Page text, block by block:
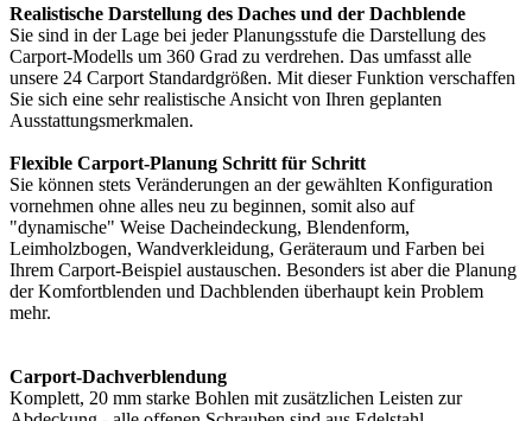
Realistische Darstellung des Daches und der Dachblende
Sie sind in der Lage bei jeder Planungsstufe die Darstellung des
Carport-Modells um 360 Grad zu verdrehen. Das umfasst alle
unsere 24 Carport Standardgrößen. Mit dieser Funktion verschaffen
Sie sich eine sehr realistische Ansicht von Ihren geplanten
Ausstattungsmerkmalen.
Flexible Carport-Planung Schritt für Schritt
Sie können stets Veränderungen an der gewählten Konfiguration
vornehmen ohne alles neu zu beginnen, somit also auf
"dynamische" Weise Dacheindeckung, Blendenform,
Leimholzbogen, Wandverkleidung, Geräteraum und Farben bei
Ihrem Carport-Beispiel austauschen. Besonders ist aber die Planung
der Komfortblenden und Dachblenden überhaupt kein Problem
mehr.
Carport-Dachverblendung
Komplett, 20 mm starke Bohlen mit zusätzlichen Leisten zur